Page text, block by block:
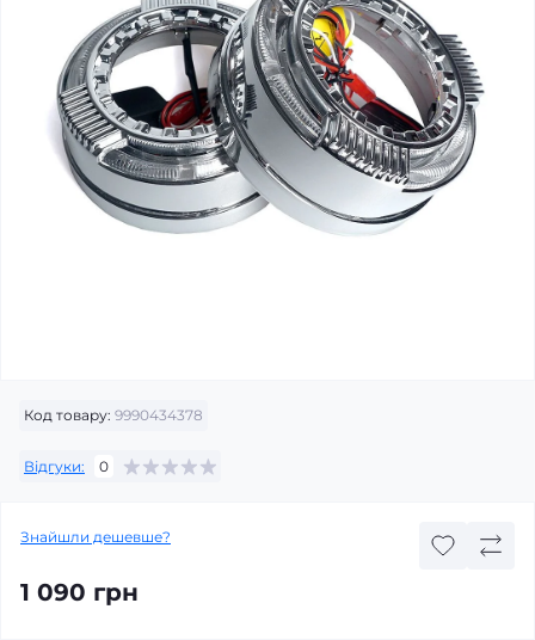
Код товару: 9990434378
Відгуки: 0
Знайшли дешевше?
1 090 грн